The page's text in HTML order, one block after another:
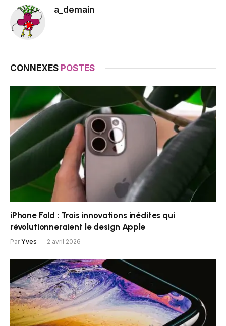
a_demain
CONNEXES POSTES
iPhone Fold : Trois innovations inédites qui
révolutionneraient le design Apple
Par Yves 2 avril 2026